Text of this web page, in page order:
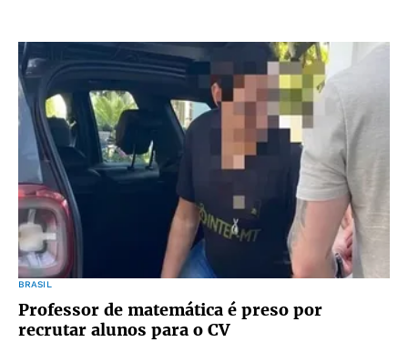
BRASIL
Professor de matemática é preso por
recrutar alunos para o CV